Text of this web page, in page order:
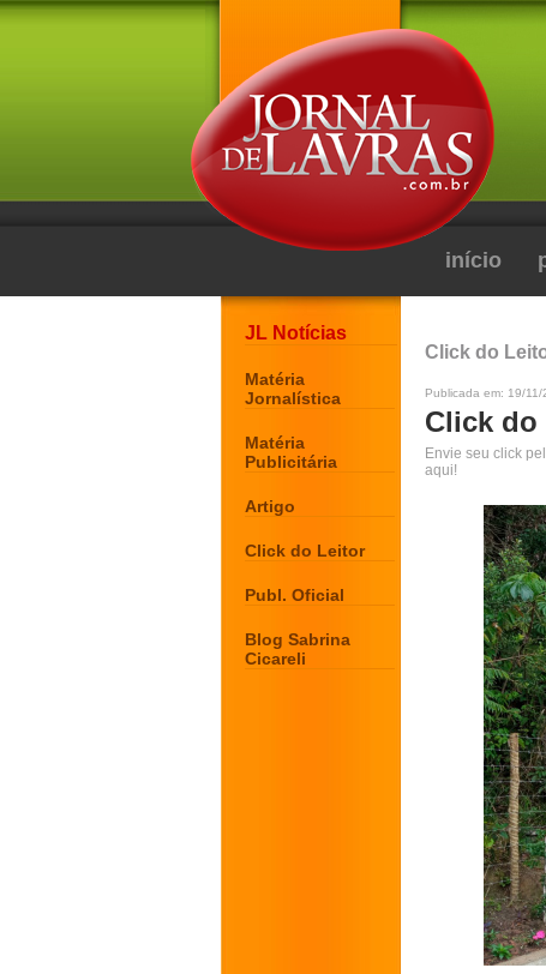
início
JL Notícias
Matéria
Jornalística
Matéria
Publicitária
Artigo
Click do Leitor
Publ. Oficial
Blog Sabrina
Cicareli
Click do
Publicada em: 19/
Click do
Envie seu click
aqui!